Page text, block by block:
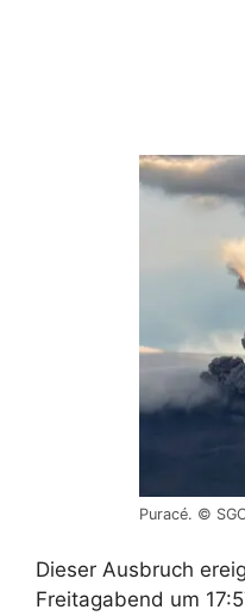
Puracé. ©
Dieser Ausbruch
Freitagabend um